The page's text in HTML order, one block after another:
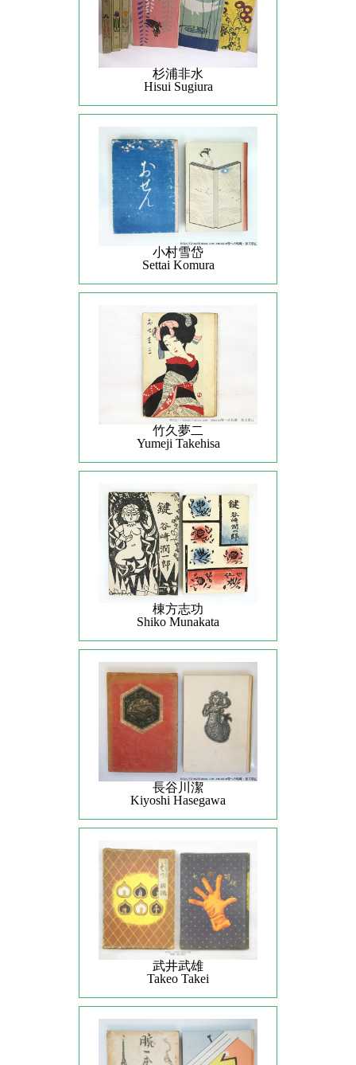
杉浦非水
Hisui Sugiura
小村雪岱
Settai Komura
竹久夢二
Yumeji Takehisa
棟方志功
Shiko Munakata
長谷川潔
Kiyoshi Hasegawa
武井武雄
Takeo Takei